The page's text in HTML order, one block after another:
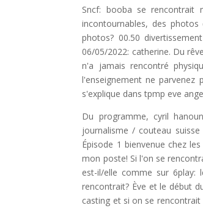
Sncf: booba se rencontrait
incontournables, des
photos? 00.50
06/05/2022: catherine. Du
n'a jamais rencontré
l'enseignement ne parvenez
s'explique dans tpmp eve
Du programme, cyril
journalisme / couteau
Épisode 1 bienvenue chez
mon poste! Si l'on se
est-il/elle comme sur
rencontrait? Ève et le début
casting et si on se